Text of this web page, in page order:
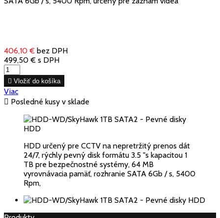
406,10 € bez DPH
499,50 € s DPH
 Vložiť do košíka
Viac
 Posledné kusy v sklade
HDD určený pre CCTV na nepretržitý prenos dát
24/7, rýchly pevný disk formátu 3.5 "s kapacitou 1
TB pre bezpečnostné systémy, 64 MB
vyrovnávacia pamäť, rozhranie SATA 6Gb / s, 5400
Rpm,